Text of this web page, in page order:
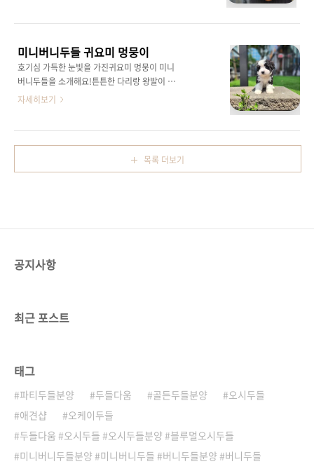
한 아이들이라많은 나라에서 선호도가 높은 강
아지예요! 오케이두들 에서는 다양한 모색의 파
티두들 강아지를 분양중이예요!언제든지 문의,
방문주시면자세한 상담 도와드리겠습니다!
미니버니두들 귀요미 멍뭉이
호기심 가득한 눈빛을 가진귀요미 멍뭉이 미니
버니두들을 소개해요!튼튼한 다리랑 왕발이 너
무 귀엽죠?버니두들은 부모견의 크기에 따라
감한 성격으로 유명해요!똑똑하고 충성스러워훌
자세히보기
목록 더보기
공지사항
최근 포스트
태그
파티두들분양 두들다움 골든두들분양
오시두들
애견샵
오케이두들
두들다움 #오시두들 #오시두들분양 #블루멀오시두들
미니버니두들분양 #미니버니두들 #버니두들분양 #버니두들